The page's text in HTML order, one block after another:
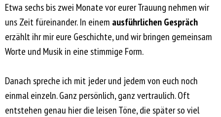
Etwa sechs bis zwei Monate vor eurer Trauung nehmen wir
uns Zeit füreinander. In einem ausführlichen Gespräch
erzählt ihr mir eure Geschichte, und wir bringen gemeinsam
Worte und Musik in eine stimmige Form.
Danach spreche ich mit jeder und jedem von euch noch
einmal einzeln. Ganz persönlich, ganz vertraulich. Oft
entstehen genau hier die leisen Töne, die später so viel